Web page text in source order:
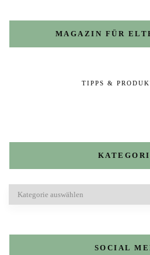
MAGAZIN FÜR
TIPPS &
SOCIAL